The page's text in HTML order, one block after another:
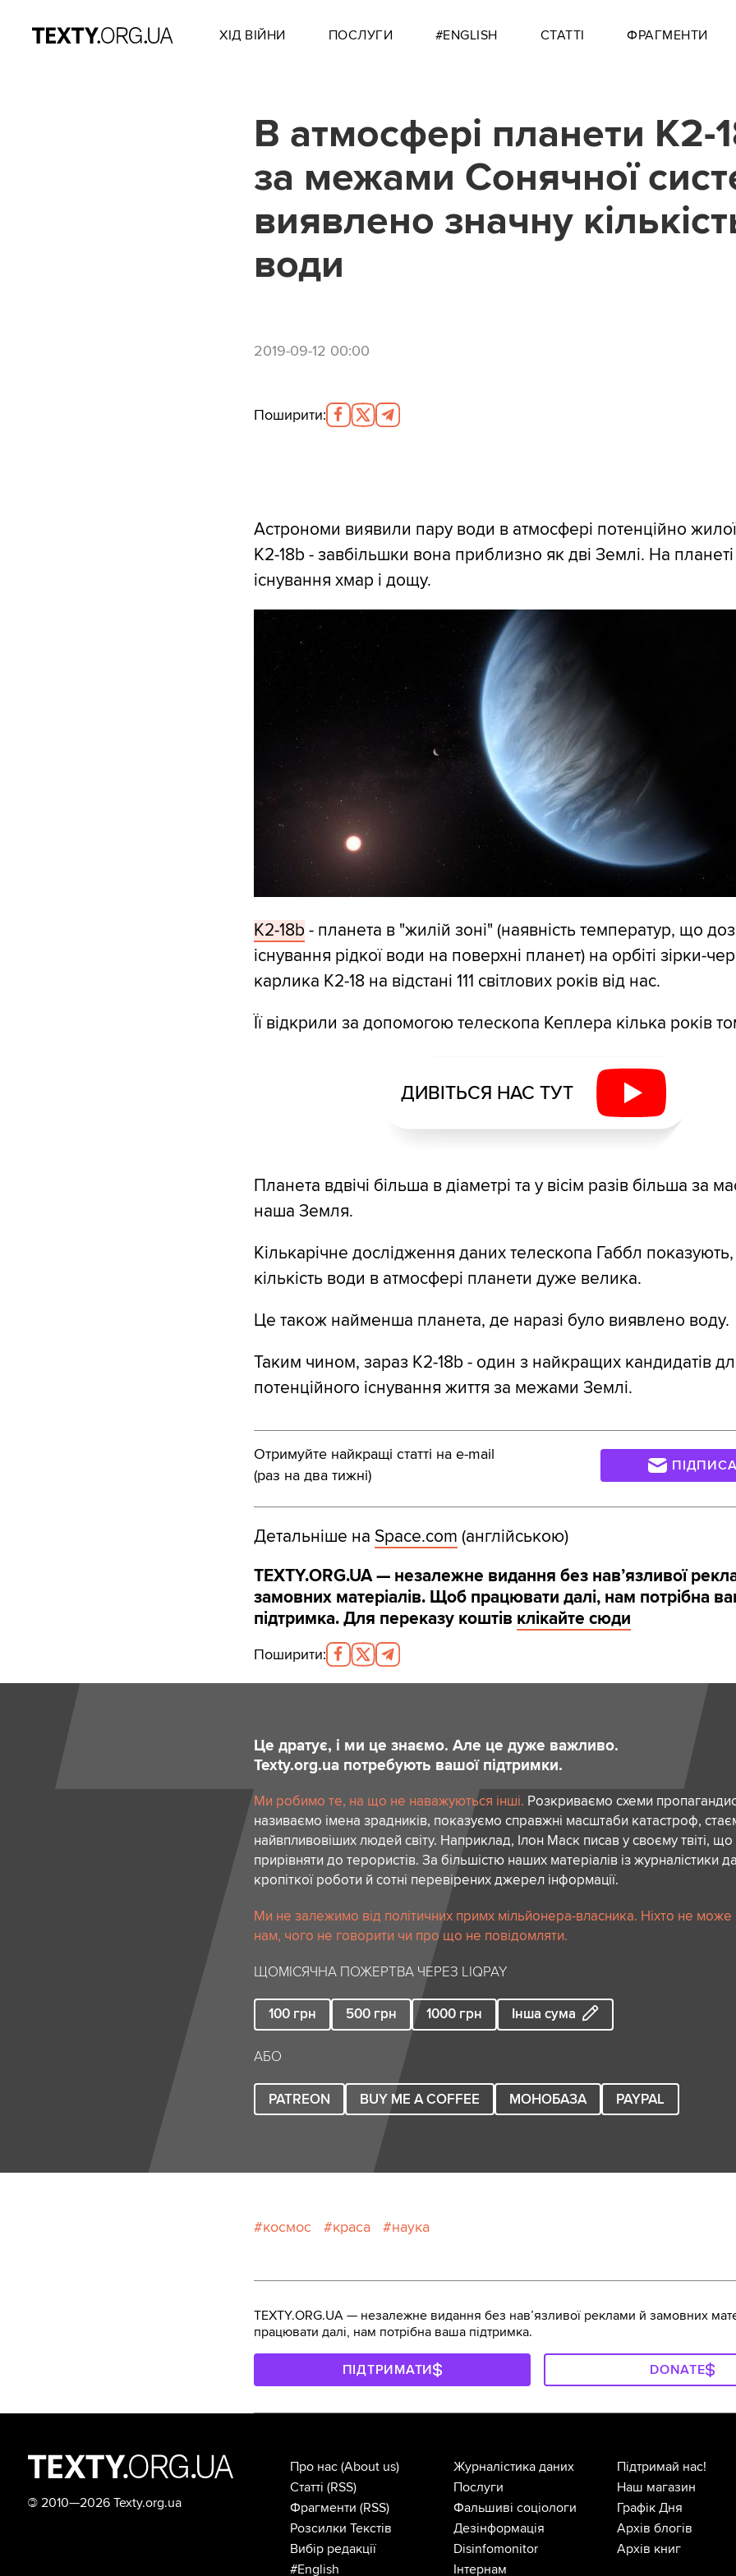
ХІД ВІЙНИ ПОСЛУГИ #ENGLISH СТАТТІ ФРАГМЕНТИ
В атмосфері планети K2-
за межами Сонячної
виявлено значну
води
2019-09-12 00:00
Поширити:
Астрономи виявили пару води в атмосфері потенційно
K2-18b - завбільшки вона приблизно як дві Землі. На
існування хмар і дощу.
K2-18b - планета в "жилій зоні" (наявність температур, що
існування рідкої води на поверхні планет) на орбіті зірки-
карлика K2-18 на відстані 111 світлових років від нас.
Її відкрили за допомогою телескопа Кеплера кілька років
ДИВІТЬСЯ НАС ТУТ
Планета вдвічі більша в діаметрі та у вісім разів більша за
наша Земля.
Кількарічне дослідження даних телескопа Габбл
кількість води в атмосфері планети дуже велика.
Це також найменша планета, де наразі було виявлено воду.
Таким чином, зараз K2-18b - один з найкращих кандидатів
потенційного існування життя за межами Землі.
Отримуйте найкращі статті на e-mail
(раз на два тижні)
Детальніше на Space.com (англійською)
TEXTY.ORG.UA — незалежне видання без навʼязливої
замовних матеріалів. Щоб працювати далі, нам потрібна
підтримка. Для переказу коштів клікайте сюди
Поширити:
Це дратує, і ми це знаємо. Але це дуже важливо.
Texty.org.ua потребують вашої підтримки.
Ми робимо те, на що не наважуються інші. Розкриваємо схеми
називаємо імена зрадників, показуємо справжні масштаби катастроф,
найвпливовіших людей світу. Наприклад, Ілон Маск писав у своєму твіті,
прирівняти до терористів. За більшістю наших матеріалів із журналістики
кропіткої роботи й сотні перевірених джерел інформації.
Ми не залежимо від політичних примх мільйонера-власника. Ніхто не може
нам, чого не говорити чи про що не повідомляти.
ЩОМІСЯЧНА ПОЖЕРТВА ЧЕРЕЗ LIQPAY
100 грн 500 грн 1000 грн Інша сума
АБО
PATREON BUY ME A COFFEE МОНОБАЗА PAYPAL
космос краса наука
TEXTY.ORG.UA — незалежне видання без навʼязливої реклами й замовних
працювати далі, нам потрібна ваша підтримка.
ПІДТРИМАТИ DONATE
© 2010—2026 Texty.org.ua
Про нас (About us)
Статті (RSS)
Фрагменти (RSS)
Розсилки Текстів
Вибір редакції
#English
Журналістика даних
Послуги
Фальшиві соціологи
Дезінформація
Disinfomonitor
Інтернам
Підтримай нас!
Наш магазин
Графік Дня
Архів блогів
Архів книг